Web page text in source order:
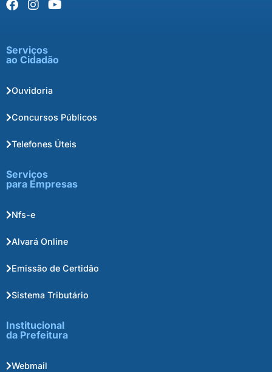
Serviços
ao Cidadão
Ouvidoria
Concursos Públicos
Telefones Úteis
Serviços
para Empresas
Nfs-e
Alvará Online
Emissão de Certidão
Sistema Tributário
Institucional
da Prefeitura
Webmail